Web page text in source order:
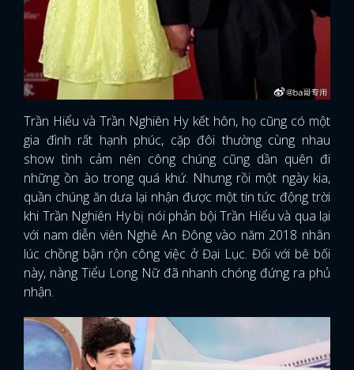
Trần Hiểu và Trần Nghiên Hy kết hôn, họ cũng có một
gia đình rất hạnh phúc, cặp đôi thường cùng nhau
show tình cảm nên công chúng cũng dần quên đi
những ồn ào trong quá khứ. Nhưng rồi một ngày kia,
quần chúng ăn dưa lại nhận được một tin tức động trời
khi Trần Nghiên Hy bị nói phản bội Trần Hiểu và qua lại
với nam diễn viên Nghê An Đông vào năm 2018 nhân
lúc chồng bận rộn công việc ở Đại Lục. Đối với bê bối
này, nàng Tiểu Long Nữ đã nhanh chóng đứng ra phủ
nhận.